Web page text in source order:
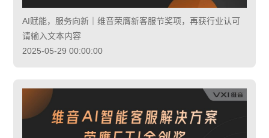
AI赋能，服务向新｜维音荣膺新客服节奖项，再获行业认可
请输入文本内容
2025-05-29 00:00:00